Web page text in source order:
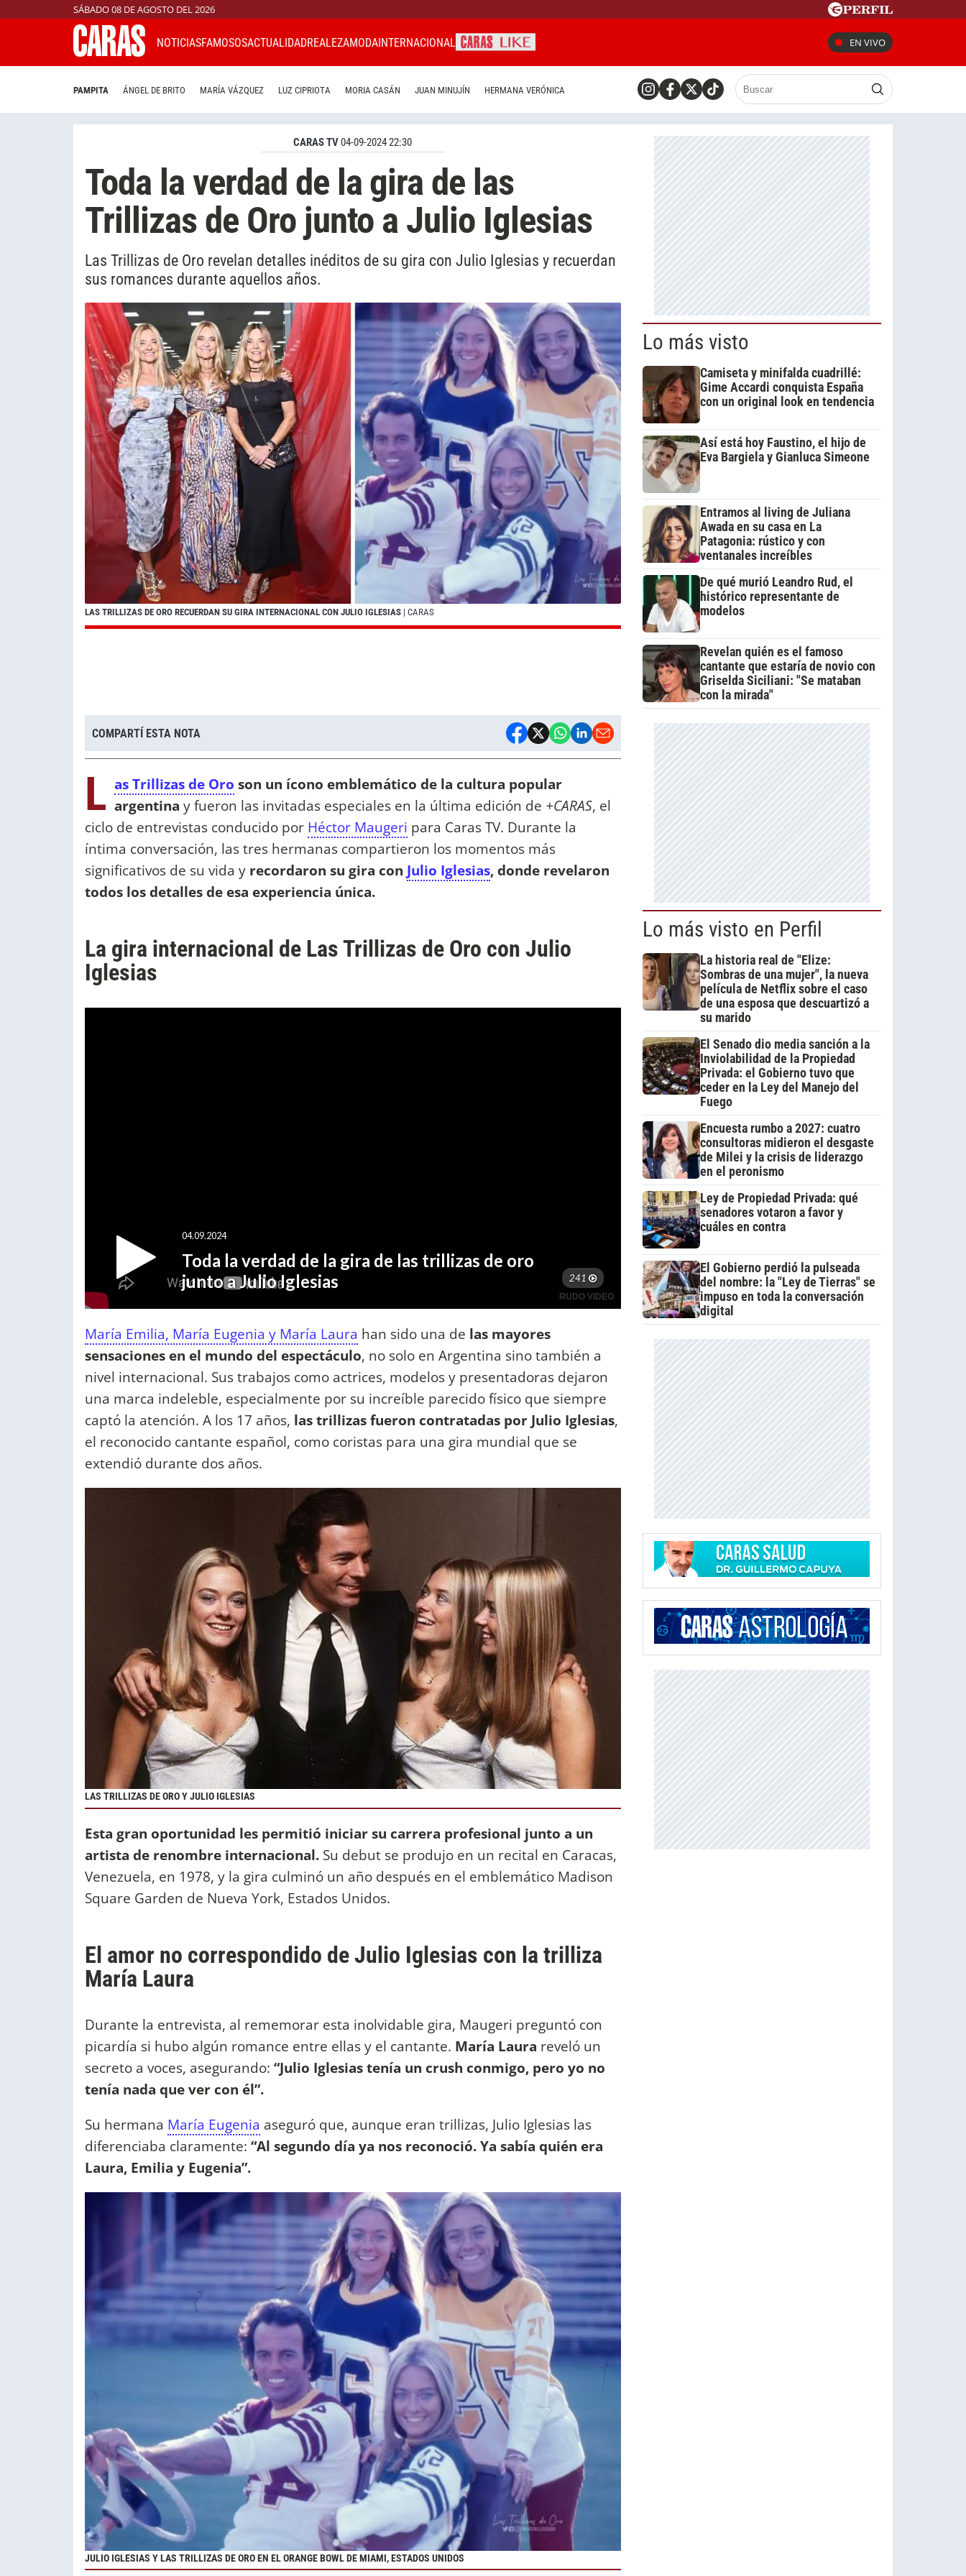
SÁBADO 08 DE AGOSTO DEL 2026
NOTICIASFAMOSOSACTUALIDADREALEZAMODAINTERNACIONAL EN VIVO
PAMPITA ÁNGEL DE BRITO MARÍA VÁZQUEZ LUZ CIPRIOTA MORIA CASÁN JUAN MINUJÍN HERMANA VERÓNICA
CARAS TV04-09-2024 22:30
Toda la verdad de la gira de las
Trillizas de Oro junto a Julio Iglesias
Las Trillizas de Oro revelan detalles inéditos de su gira con Julio Iglesias y recuerdan
sus romances durante aquellos años.
LAS TRILLIZAS DE ORO RECUERDAN SU GIRA INTERNACIONAL CON JULIO IGLESIAS | CARAS
COMPARTÍ ESTA NOTA
L as Trillizas de Oro son un ícono emblemático de la cultura popular
argentina y fueron las invitadas especiales en la última edición de +CARAS, el
ciclo de entrevistas conducido por Héctor Maugeri para Caras TV. Durante la
íntima conversación, las tres hermanas compartieron los momentos más
significativos de su vida y recordaron su gira con Julio Iglesias, donde revelaron
todos los detalles de esa experiencia única.
La gira internacional de Las Trillizas de Oro con Julio
Iglesias
María Emilia, María Eugenia y María Laura han sido una de las mayores
sensaciones en el mundo del espectáculo, no solo en Argentina sino también a
nivel internacional. Sus trabajos como actrices, modelos y presentadoras dejaron
una marca indeleble, especialmente por su increíble parecido físico que siempre
captó la atención. A los 17 años, las trillizas fueron contratadas por Julio Iglesias,
el reconocido cantante español, como coristas para una gira mundial que se
extendió durante dos años.
LAS TRILLIZAS DE ORO Y JULIO IGLESIAS
Esta gran oportunidad les permitió iniciar su carrera profesional junto a un
artista de renombre internacional. Su debut se produjo en un recital en Caracas,
Venezuela, en 1978, y la gira culminó un año después en el emblemático Madison
Square Garden de Nueva York, Estados Unidos.
El amor no correspondido de Julio Iglesias con la trilliza
María Laura
Durante la entrevista, al rememorar esta inolvidable gira, Maugeri preguntó con
picardía si hubo algún romance entre ellas y el cantante. María Laura reveló un
secreto a voces, asegurando: “Julio Iglesias tenía un crush conmigo, pero yo no
tenía nada que ver con él”.
Su hermana María Eugenia aseguró que, aunque eran trillizas, Julio Iglesias las
diferenciaba claramente: “Al segundo día ya nos reconoció. Ya sabía quién era
Laura, Emilia y Eugenia”.
JULIO IGLESIAS Y LAS TRILLIZAS DE ORO EN EL ORANGE BOWL DE MIAMI, ESTADOS UNIDOS
Lo más visto
Camiseta y minifalda cuadrillé:
Gime Accardi conquista España
con un original look en tendencia
Así está hoy Faustino, el hijo de
Eva Bargiela y Gianluca Simeone
Entramos al living de Juliana
Awada en su casa en La
Patagonia: rústico y con
ventanales increíbles
De qué murió Leandro Rud, el
histórico representante de
modelos
Revelan quién es el famoso
cantante que estaría de novio con
Griselda Siciliani: "Se mataban
con la mirada"
Lo más visto en Perfil
La historia real de "Elize:
Sombras de una mujer", la nueva
película de Netflix sobre el caso
de una esposa que descuartizó a
su marido
El Senado dio media sanción a la
Inviolabilidad de la Propiedad
Privada: el Gobierno tuvo que
ceder en la Ley del Manejo del
Fuego
Encuesta rumbo a 2027: cuatro
consultoras midieron el desgaste
de Milei y la crisis de liderazgo
en el peronismo
Ley de Propiedad Privada: qué
senadores votaron a favor y
cuáles en contra
El Gobierno perdió la pulseada
del nombre: la "Ley de Tierras" se
impuso en toda la conversación
digital